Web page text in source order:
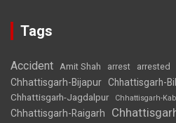
Tags
Accident Amit Shah arrest arrested
Chhattisgarh-Bijapur Chhattisgarh-
Chhattisgarh-Jagdalpur Chhattisgarh-
Chhattisgarh-Raigarh